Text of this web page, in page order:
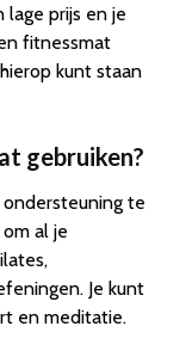
lage prijs en je
fitnessmat
kunt staan
gebruiken?
ondersteuning te
al je
Je kunt
en meditatie.